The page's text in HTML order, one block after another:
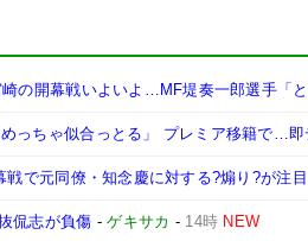
の開幕戦いよいよ…MF堤奏一郎選手「
っちゃ似合っとる」 プレミア移籍で…即
戦で元同僚・知念慶に対する?煽り?が注
侃志が負傷 -ゲキサカ - 14時 NEW